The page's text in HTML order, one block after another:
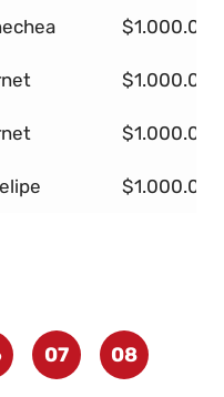
$1.000.000
$1.000.000
$1.000.000
$1.000.000
07 08